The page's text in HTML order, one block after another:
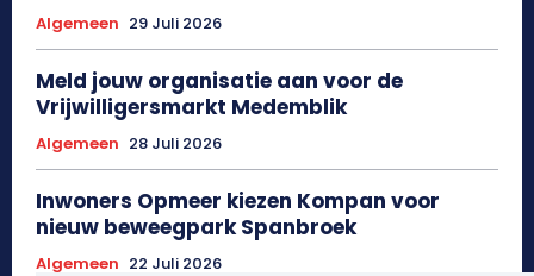
Algemeen 29 Juli 2026
Meld jouw organisatie aan voor de
Vrijwilligersmarkt Medemblik
Algemeen 28 Juli 2026
Inwoners Opmeer kiezen Kompan voor
nieuw beweegpark Spanbroek
Algemeen 22 Juli 2026